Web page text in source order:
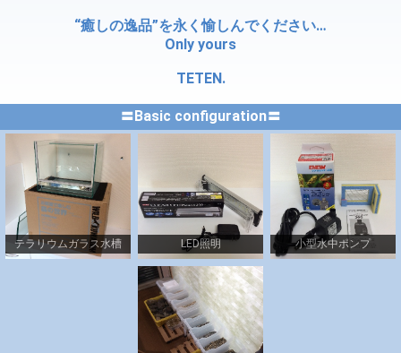
“癒しの逸品”を永く愉しんでください…
Only yours
TETEN.
〓Basic configuration〓
テラリウムガラス水槽 LED照明 小型水中ポンプ